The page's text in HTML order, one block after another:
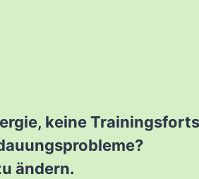
keine
ändern.